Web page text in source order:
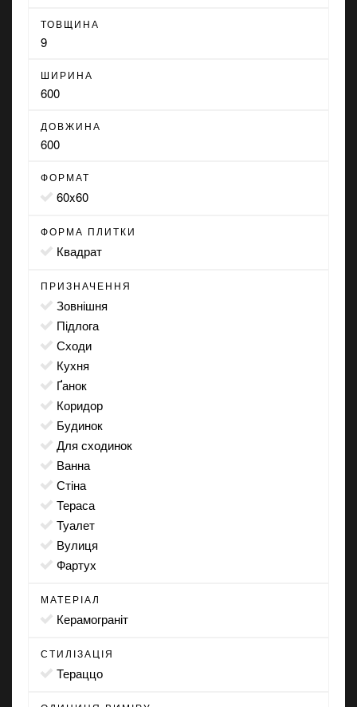
ТОВЩИНА
9
ШИРИНА
600
ДОВЖИНА
600
ФОРМАТ
60x60
ФОРМА ПЛИТКИ
квадрат
ПРИЗНАЧЕННЯ
зовнішня
підлога
сходи
кухня
ґанок
коридор
будинок
для сходинок
ванна
стіна
тераса
туалет
вулиця
фартух
МАТЕРІАЛ
Керамограніт
СТИЛІЗАЦІЯ
тераццо